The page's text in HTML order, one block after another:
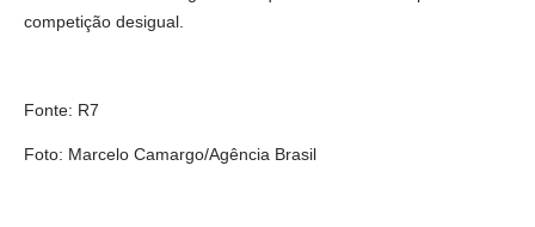
competição desigual.
Fonte: R7
Foto: Marcelo Camargo/Agência Brasil